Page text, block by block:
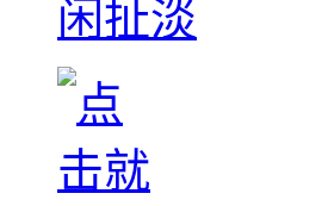
闲扯淡